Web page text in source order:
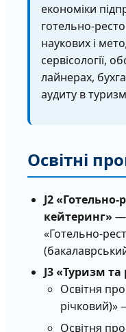
економіки
готельно-
наукових і
сервісології,
лайнерах,
аудиту в
Освітні
J2 «Готельно-
кейтеринг» —
«Готельно-
J3 «Туризм та
Освітня
річковий)»
Освітня